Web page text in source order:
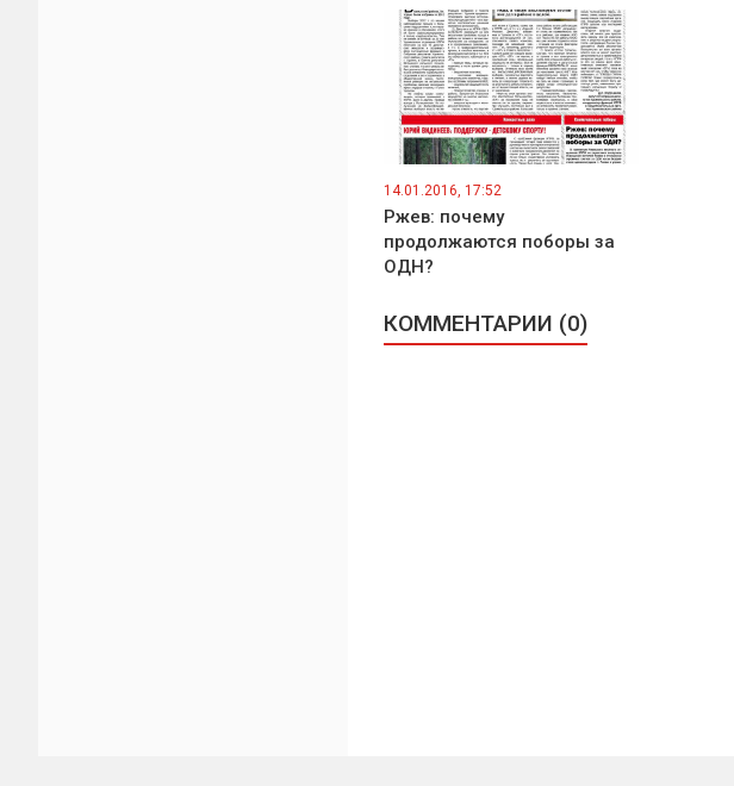
14.01.2016, 17:52
Ржев: почему
продолжаются поборы за
ОДН?
КОММЕНТАРИИ (0)